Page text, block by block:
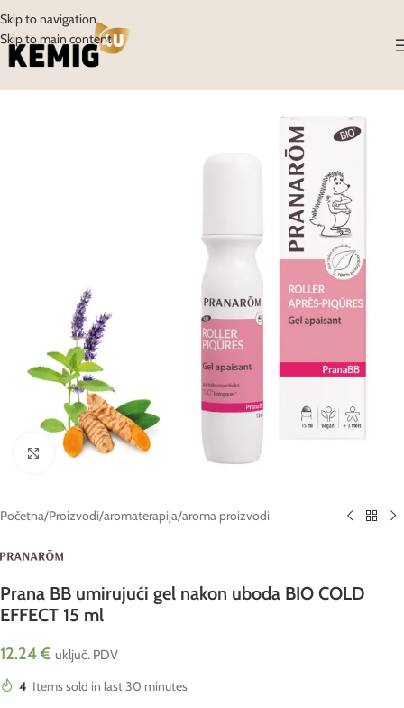
Skip to navigation
Skip to main content
Click to enlarge
Početna/Proizvodi/aromaterapija/aroma proizvodi
Prana BB umirujući gel nakon uboda BIO COLD
EFFECT 15 ml
12.24€ uključ. PDV
4 Items sold in last 30 minutes